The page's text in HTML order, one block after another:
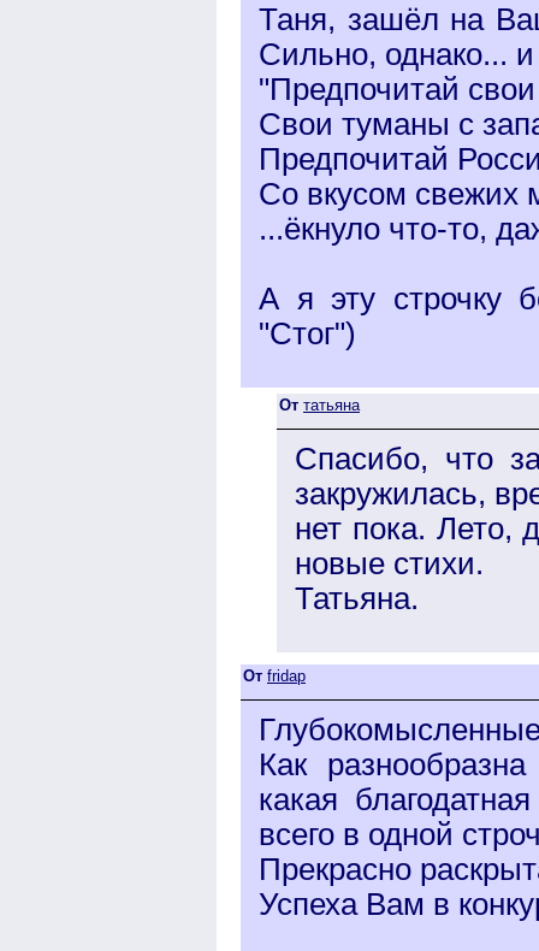
Таня, зашёл на
Сильно, однако...
"Предпочитай
Свои туманы с
Предпочитай
Со вкусом свежих
...ёкнуло что-то,
А я эту строчку
"Стог")
От татьяна
Спасибо, что
закружилась,
нет пока. Лето,
новые стихи.
Татьяна.
От fridap
Как
какая
всего в одной
Прекрасно
Успеха Вам в